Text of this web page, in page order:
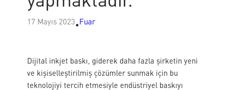
17 Mayıs 2023•Fuar
Dijital inkjet baskı, giderek daha fazla şirketin yeni
ve kişiselleştirilmiş çözümler sunmak için bu
teknolojiyi tercih etmesiyle endüstriyel baskıyı